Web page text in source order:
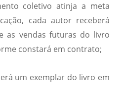
coletivo atinja a meta
cada autor receberá
as vendas futuras do livro
constará em contrato;
um exemplar do livro em